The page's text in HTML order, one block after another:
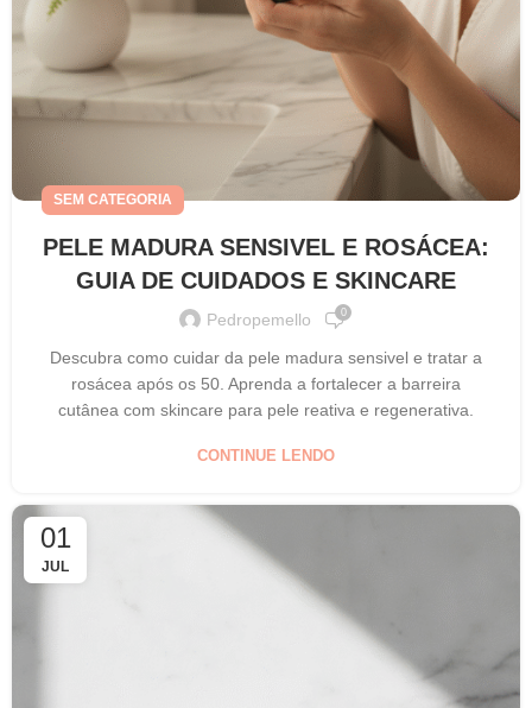
SEM CATEGORIA
PELE MADURA SENSIVEL E ROSÁCEA:
GUIA DE CUIDADOS E SKINCARE
Pedropemello 0
Descubra como cuidar da pele madura sensivel e tratar a
rosácea após os 50. Aprenda a fortalecer a barreira
cutânea com skincare para pele reativa e regenerativa.
CONTINUE LENDO
01
JUL